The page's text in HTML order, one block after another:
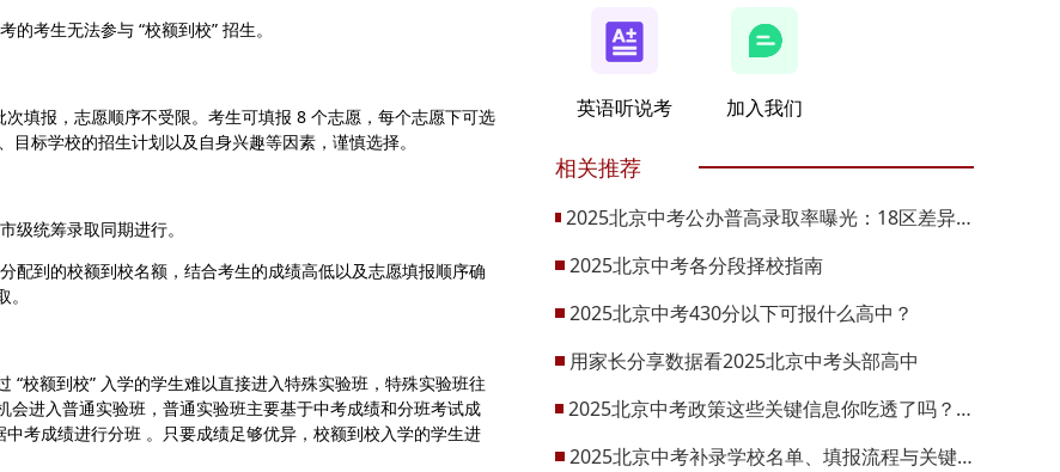
考生无法参与 “校额到校” 招生。
填报，志愿顺序不受限。考生可填报 8 个志愿，每个志愿下可选
标学校的招生计划以及自身兴趣等因素，谨慎选择。
统筹录取同期进行。
到的校额到校名额，结合考生的成绩高低以及志愿填报顺序确
校额到校” 入学的学生难以直接进入特殊实验班，特殊实验班往
进入普通实验班，普通实验班主要基于中考成绩和分班考试成
考成绩进行分班 。只要成绩足够优异，校额到校入学的学生进
英语听说考 加入我们
相关推荐
2025北京中考公办普高录取率曝光：18区差异悬殊！2026升学机会将增1.48万
2025北京中考各分段择校指南
2025北京中考430分以下可报什么高中？
用家长分享数据看2025北京中考头部高中
2025北京中考政策这些关键信息你吃透了吗？2026可参考
2025北京中考补录学校名单、填报流程与关键节点